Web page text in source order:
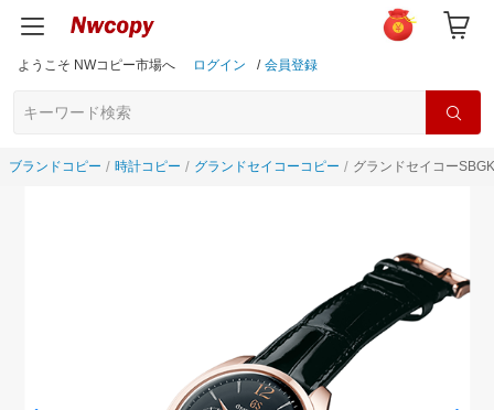
ようこそ NWコピー市場へ ログイン / 会員登録
ブランドコピー 時計コピー グランドセイコーコピー グランドセイコー